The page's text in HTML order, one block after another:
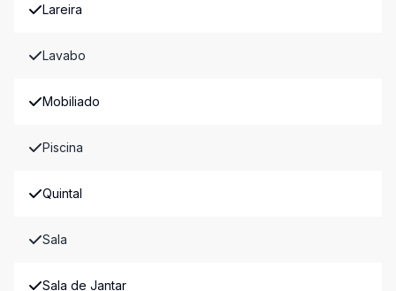
Lareira
Lavabo
Mobiliado
Piscina
Quintal
Sala
Sala de Jantar